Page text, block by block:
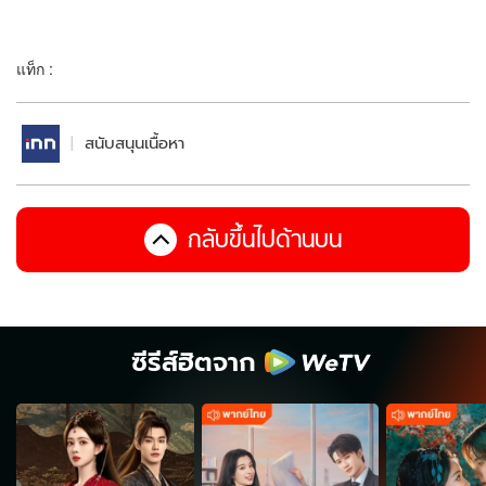
แท็ก :
สนับสนุนเนื้อหา
กลับขึ้นไปด้านบน
ซีรีส์ฮิตจาก